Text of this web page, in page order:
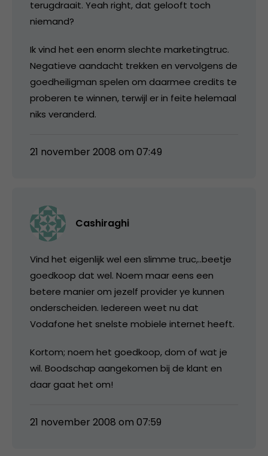
terugdraait. Yeah right, dat gelooft toch
niemand?
Ik vind het een enorm slechte marketingtruc.
Negatieve aandacht trekken en vervolgens de
goedheiligman spelen om daarmee credits te
proberen te winnen, terwijl er in feite helemaal
niks veranderd.
21 november 2008 om 07:49
Cashiraghi
Vind het eigenlijk wel een slimme truc,..beetje
goedkoop dat wel. Noem maar eens een
betere manier om jezelf provider ye kunnen
onderscheiden. Iedereen weet nu dat
Vodafone het snelste mobiele internet heeft.
Kortom; noem het goedkoop, dom of wat je
wil. Boodschap aangekomen bij de klant en
daar gaat het om!
21 november 2008 om 07:59